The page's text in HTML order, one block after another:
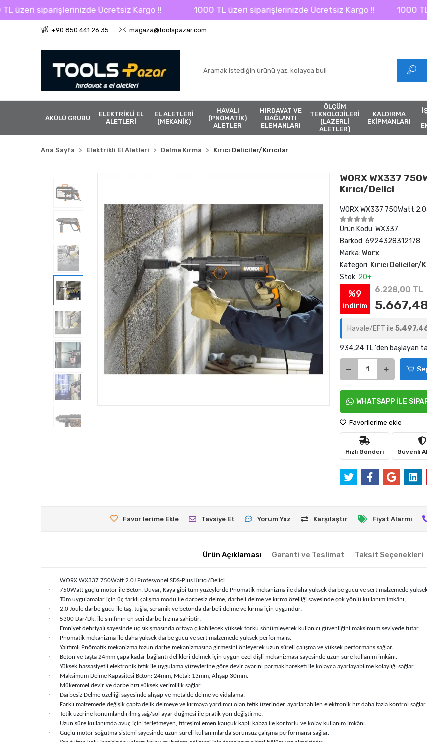
Ücretsiz Kargo !! 1000 TL üzeri siparişlerinizde Ücretsiz Kargo !! 1000 TL üzeri
+90 850 441 26 35 magaza@toolspazar.com
AKÜLÜ GRUBU
ELEKTRİKLİ EL
ALETLERİ
EL ALETLERİ
(MEKANİK)
HAVALI
(PNÖMATİK)
ALETLER
HIRDAVAT VE
BAĞLANTI
ELEMANLARI
ÖLÇÜM
TEKNOLOJİLERİ
(LAZERLİ
ALETLER)
KALDIRMA
EKİPMANLARI
Ana Sayfa Elektrikli El Aletleri Delme Kırma Kırıcı Deliciler/Kırıcılar
WORX WX337
Kırıcı/Delici
WORX WX337 750Watt
Ürün Kodu: WX337
Barkod: 6924328312178
Marka: Worx
Kategori: Kırıcı Deliciler/
Stok: 20+
%9
indirim
6.228,00 TL
Havale/EFT ile
934,24 TL 'den başlayan
WHATSAPP İLE
Favorilerime ekle
Hızlı Gönderi Güvenli
Favorilerime Ekle Tavsiye Et Yorum Yaz Karşılaştır Fiyat Alarmı
Ürün Açıklaması Garanti ve Teslimat Taksit Seçenekleri
· WORX WX337 750Watt 2.0J Profesyonel SDS-Plus Kırıcı/Delici
· 750Watt güçlü motor ile Beton, Duvar, Kaya gibi tüm yüzeylerde Pnömatik mekanizma ile daha yüksek darbe gücü ve sert malzemede
· Tüm uygulamalar için üç farklı çalışma modu ile darbesiz delme, darbeli delme ve kırma özelliği sayesinde çok yönlü kullanım imkânı,
· 2.0 Joule darbe gücü ile taş, tuğla, seramik ve betonda darbeli delme ve kırma için uygundur.
· 5300 Dar/Dk. ile sınıfının en seri darbe hızına sahiptir.
· Emniyet debriyajı sayesinde uç sıkışmasında ortaya çıkabilecek yüksek torku sönümleyerek kullanıcı güvenliğini maksimum seviyede tutar
· Pnömatik mekanizma ile daha yüksek darbe gücü ve sert malzemede yüksek performans.
· Yalıtımlı Pnömatik mekanizma tozun darbe mekanizmasına girmesini önleyerek uzun süreli çalışma ve yüksek performans sağlar.
· Beton ve taşta 24mm çapa kadar bağlantı delikleri delmek için uygun özel dişli mekanizması sayesinde uzun süre kullanım imkânı.
· Yüksek hassasiyetli elektronik tetik ile uygulama yüzeylerine göre devir ayarını parmak hareketi ile kolayca ayarlayabilme kolaylığı sağlar.
· Maksimum Delme Kapasitesi Beton: 24mm, Metal: 13mm, Ahşap 30mm.
· Mükemmel devir ve darbe hızı yüksek verimlilik sağlar.
· Darbesiz Delme özelliği sayesinde ahşap ve metalde delme ve vidalama.
· Farklı malzemede değişik çapta delik delmeye ve kırmaya yardımcı olan tetik üzerinden ayarlanabilen elektronik hız daha fazla kontrol sağlar.
· Tetik üzerine konumlandırılmış sağ/sol ayar düğmesi ile pratik yön değiştirme.
· Uzun süre kullanımda avuç içini terletmeyen, titreşimi emen kauçuk kaplı kabza ile konforlu ve kolay kullanım imkânı.
· Güçlü motor soğutma sistemi sayesinde uzun süreli kullanımlarda sorunsuz çalışma performansı sağlar.